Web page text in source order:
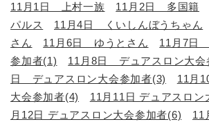
く
11月1日 上村一族 11月2日 多国籍
パルス
11月4日 くいしんぼうちゃん
さん
11月6日 ゆうとさん
11月7日
参加者(1)
11月8日 デュアスロン大会
日 デュアスロン大会参加者(3)
11月
大会参加者(4)
11月11日 デュアスロン
月12日 デュアスロン大会参加者(6)
11